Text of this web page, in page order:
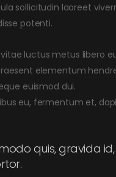
sollicitudin laoreet
potenti.
luctus metus libero
elementum
euismod dui.
eu, fermentum et,
quis, gravida id,